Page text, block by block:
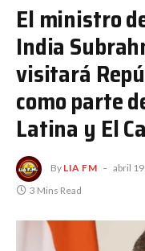
El ministro
India
visitará
como parte
Latina y El
By LIA FM abril
3 Mins Read